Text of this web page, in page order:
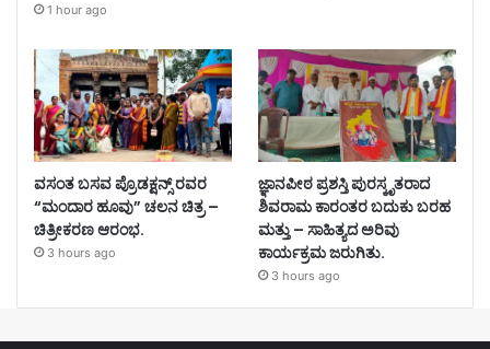
1 hour ago
ವಸಂತ ಬಸವ ಪ್ರೊಡಕ್ಷನ್ಸ್ ರವರ
“ಮಂದಾರ ಹೂವು” ಚಲನ ಚಿತ್ರ –
ಚಿತ್ರೀಕರಣ ಆರಂಭ.
3 hours ago
ಜ್ಞಾನಪೀಠ ಪ್ರಶಸ್ತಿ ಪುರಸ್ಕೃತರಾದ
ಶಿವರಾಮ ಕಾರಂತರ ಬದುಕು ಬರಹ
ಮತ್ತು – ಸಾಹಿತ್ಯದ ಅರಿವು
ಕಾರ್ಯಕ್ರಮ ಜರುಗಿತು.
3 hours ago